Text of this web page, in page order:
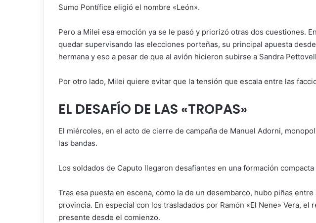
Sumo Pontífice eligió el nombre «León».
Pero a Milei esa emoción ya se le pasó y priorizó otras dos cuestiones.
quedar supervisando las elecciones porteñas, su principal apuesta
hermana y eso a pesar de que al avión hicieron subirse a Sandra
Por otro lado, Milei quiere evitar que la tensión que escala entre las
EL DESAFÍO DE LAS «TROPAS»
El miércoles, en el acto de cierre de campaña de Manuel Adorni,
las bandas.
Los soldados de Caputo llegaron desafiantes en una formación
Tras esa puesta en escena, como la de un desembarco, hubo piñas
provincia. En especial con los trasladados por Ramón «El Nene» Vera,
presente desde el comienzo.